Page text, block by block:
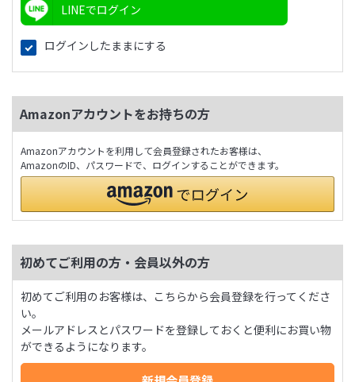
LINEでログイン
ログインしたままにする
Amazonアカウントをお持ちの方
Amazonアカウントを利用して会員登録されたお客様は、
AmazonのID、パスワードで、ログインすることができます。
初めてご利用の方・会員以外の方
初めてご利用のお客様は、こちらから会員登録を行ってくださ
い。
メールアドレスとパスワードを登録しておくと便利にお買い物
ができるようになります。